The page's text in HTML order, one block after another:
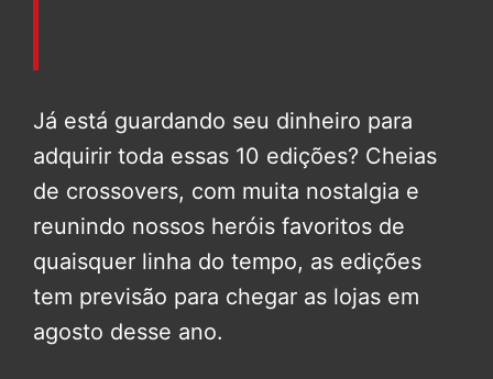
Já está guardando seu dinheiro para
adquirir toda essas 10 edições? Cheias
de crossovers, com muita nostalgia e
reunindo nossos heróis favoritos de
quaisquer linha do tempo, as edições
tem previsão para chegar as lojas em
agosto desse ano.